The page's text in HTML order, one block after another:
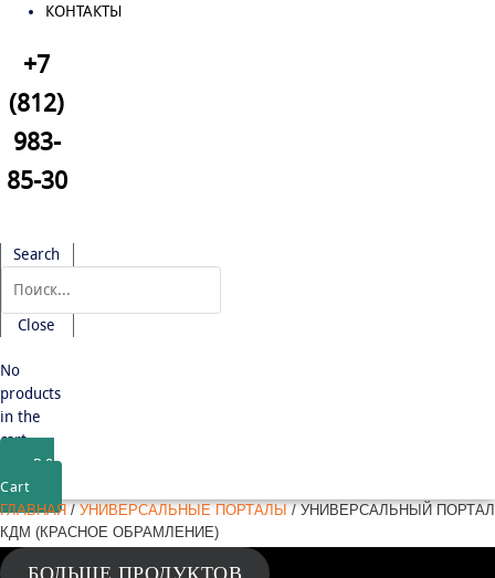
КОНТАКТЫ
+7
(812)
983-
85-30
Search
Close
No
products
in the
cart.
₽ 0
Cart
ГЛАВНАЯ / УНИВЕРСАЛЬНЫЕ ПОРТАЛЫ / УНИВЕРСАЛЬНЫЙ ПОРТАЛ
КДМ (КРАСНОЕ ОБРАМЛЕНИЕ)